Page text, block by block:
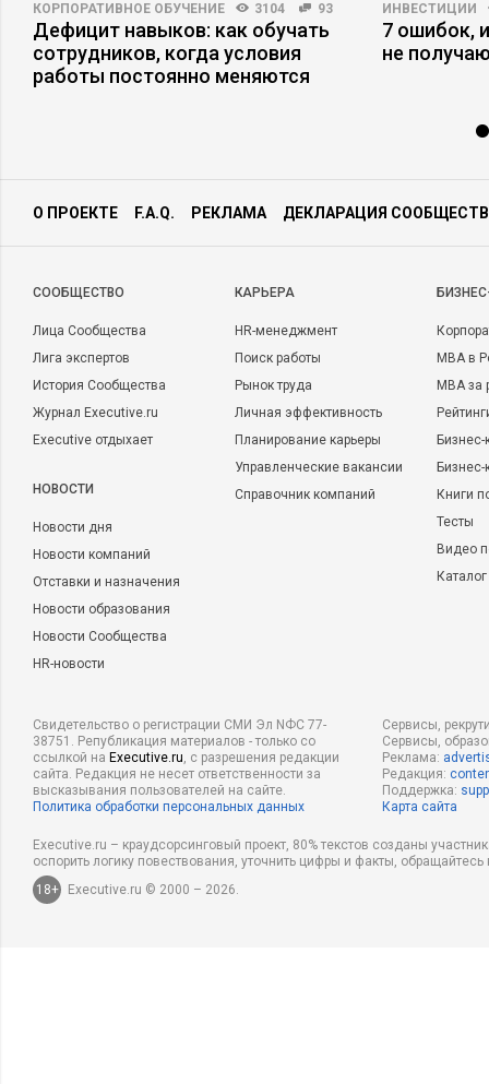
КОРПОРАТИВНОЕ ОБУЧЕНИЕ 3104 93
Дефицит навыков: как обучать
сотрудников, когда условия
работы постоянно меняются
ИНВЕСТИЦИИ
7 ошибок,
не
О ПРОЕКТЕ F.A.Q. РЕКЛАМА ДЕКЛАРАЦИЯ
CООБЩЕСТВО
Лица Сообщества
Лига экспертов
История Сообщества
Журнал Executive.ru
Executive отдыхает
НОВОСТИ
Новости дня
Новости компаний
Отставки и назначения
Новости образования
Новости Сообщества
HR-новости
КАРЬЕРА
HR-менеджмент
Поиск работы
Рынок труда
Личная эффективность
Планирование карьеры
Управленческие вакансии
Справочник компаний
MBA в
MBA
Бизнес-
Книги
Тесты
Видео
Свидетельство о регистрации СМИ Эл NФС 77-
38751. Републикация материалов - только со
ссылкой на Executive.ru, с разрешения редакции
сайта. Редакция не несет ответственности за
высказывания пользователей на сайте.
Политика обработки персональных данных
Сервисы,
Сервисы,
Реклама:
Редакция:
Поддержка:
Карта сайта
Executive.ru – краудсорсинговый проект, 80% текстов созданы
оспорить логику повествования, уточнить цифры и факты,
18+
Executive.ru © 2000 – 2026.